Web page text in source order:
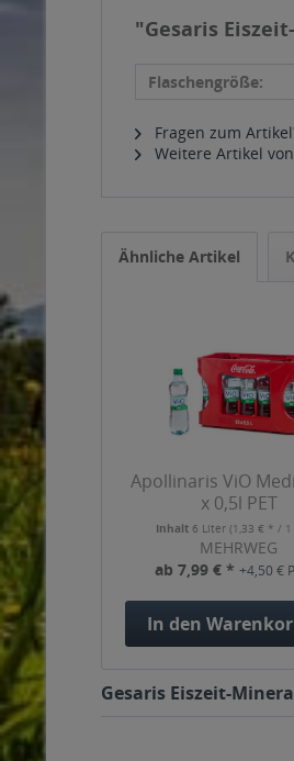
"Gesaris
Flaschengröße:
Fragen zum
Weitere Artikel
Ähnliche Artikel
Apollinaris ViO
x 0,5l PET
Inhalt 6 Liter (1,33 € * /
MEHRWEG
ab 7,99 € *+4,50 €
In den
Gesaris Eiszeit-